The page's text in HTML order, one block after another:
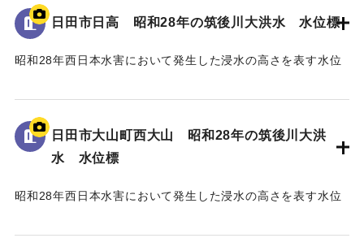
93.74m」と記されている。
日田市日高 昭和28年の筑後川大洪水 水位標
昭和28年西日本水害において発生した浸水の高さを表す水位
地面から45cmの位置に水位が示されており、「T.P
97.79m」と記されている。
｜固有コード:005430105
日田市大山町西大山 昭和28年の筑後川大洪
水 水位標
昭和28年西日本水害において発生した浸水の高さを表す水位
地面から40cmの位置に水位が示されている。